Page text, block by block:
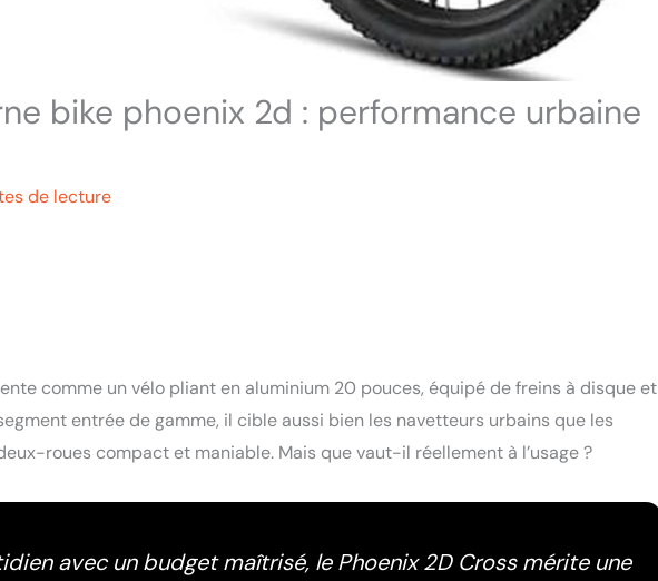
bike phoenix 2d : performance urbaine
de lecture
comme un vélo pliant en aluminium 20 pouces, équipé de freins à disque et
entrée de gamme, il cible aussi bien les navetteurs urbains que les
roues compact et maniable. Mais que vaut-il réellement à l’usage ?
avec un budget maîtrisé, le Phoenix 2D Cross mérite une